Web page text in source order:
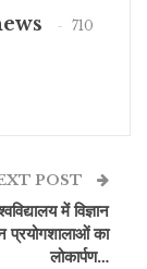
710
POST
में विज्ञान
प्रयोगशालाओं का
लोकार्पण…